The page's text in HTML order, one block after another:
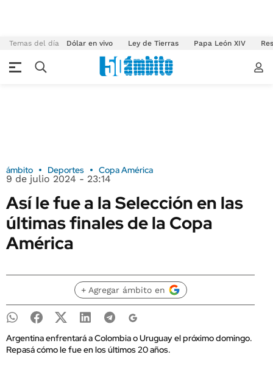
Temas del día Dólar en vivo Ley de Tierras Papa León XIV
ámbito Deportes Copa América
9 de julio 2024 - 23:14
Así le fue a la Selección en las
últimas finales de la Copa
América
+ Agregar ámbito en
Argentina enfrentará a Colombia o Uruguay el próximo domingo.
Repasá cómo le fue en los últimos 20 años.